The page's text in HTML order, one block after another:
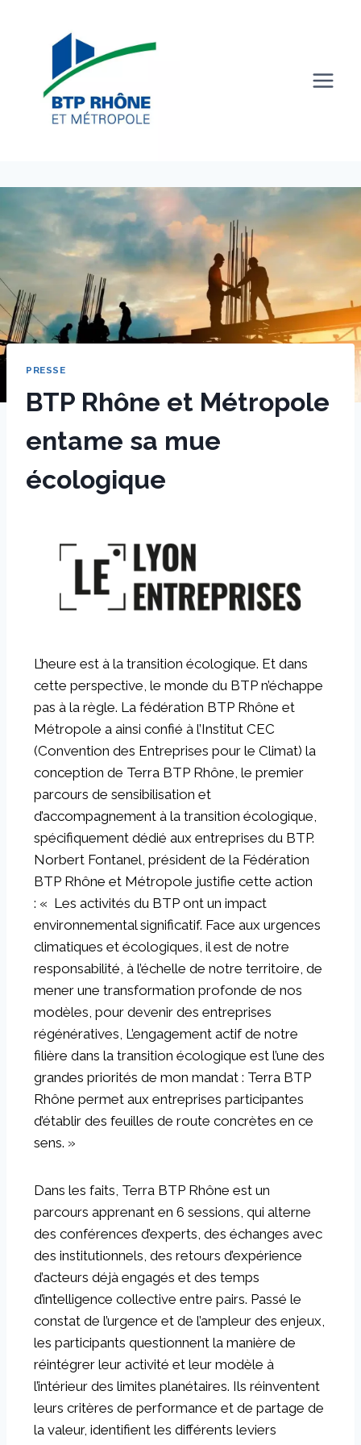
PRESSE
BTP Rhône et Métropole
entame sa mue
écologique
L’heure est à la transition écologique. Et dans
cette perspective, le monde du BTP n’échappe
pas à la règle. La fédération BTP Rhône et
Métropole a ainsi confié à l’Institut CEC
(Convention des Entreprises pour le Climat) la
conception de Terra BTP Rhône, le premier
parcours de sensibilisation et
d’accompagnement à la transition écologique,
spécifiquement dédié aux entreprises du BTP.
Norbert Fontanel, président de la Fédération
BTP Rhône et Métropole justifie cette action
: « Les activités du BTP ont un impact
environnemental significatif. Face aux urgences
climatiques et écologiques, il est de notre
responsabilité, à l’échelle de notre territoire, de
mener une transformation profonde de nos
modèles, pour devenir des entreprises
régénératives, L’engagement actif de notre
filière dans la transition écologique est l’une des
grandes priorités de mon mandat : Terra BTP
Rhône permet aux entreprises participantes
d’établir des feuilles de route concrètes en ce
sens. »
Dans les faits, Terra BTP Rhône est un
parcours apprenant en 6 sessions, qui alterne
des conférences d’experts, des échanges avec
des institutionnels, des retours d’expérience
d’acteurs déjà engagés et des temps
d’intelligence collective entre pairs. Passé le
constat de l’urgence et de l’ampleur des enjeux,
les participants questionnent la manière de
réintégrer leur activité et leur modèle à
l’intérieur des limites planétaires. Ils réinventent
leurs critères de performance et de partage de
la valeur, identifient les différents leviers